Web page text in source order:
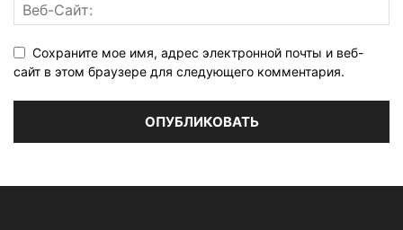
Сохраните мое имя, адрес электронной почты и веб-
сайт в этом браузере для следующего комментария.